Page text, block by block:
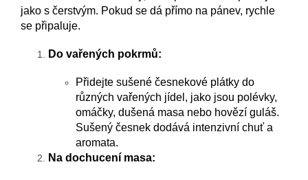
jako s čerstvým. Pokud se dá přímo na pánev, rychle
se připaluje.
Do vařených pokrmů:
Přidejte sušené česnekové plátky do
různých vařených jídel, jako jsou polévky,
omáčky, dušená masa nebo hovězí guláš.
Sušený česnek dodává intenzivní chuť a
aromata.
Na dochucení masa: